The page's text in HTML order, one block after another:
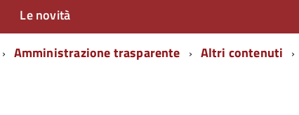
Le novità
Amministrazione trasparente Altri contenuti